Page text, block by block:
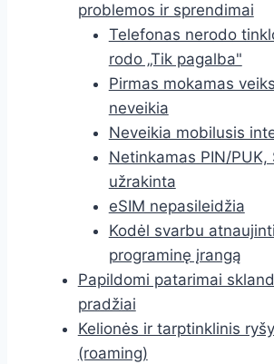
problemos ir sprendimai
Telefonas nerodo
rodo „Tik pagalba"
Pirmas mokamas
neveikia
Neveikia mobilusis
Netinkamas PIN/PUK,
užrakinta
eSIM nepasileidžia
Kodėl svarbu atnaujinti
programinę įrangą
Papildomi patarimai
pradžiai
Kelionės ir tarptinklinis
(roaming)